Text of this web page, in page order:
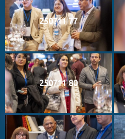
250711 77
250711 80